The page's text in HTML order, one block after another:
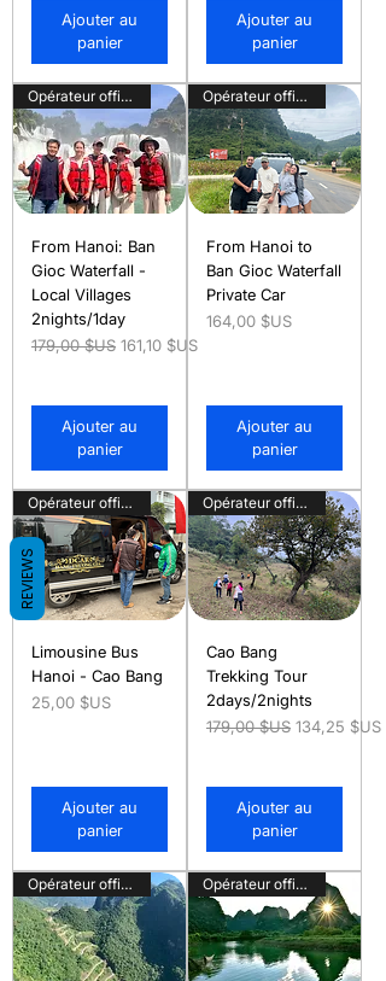
Ajouter au
panier
Ajouter au
panier
Opérateur officiel
From Hanoi: Ban
Gioc Waterfall -
Local Villages
2nights/1day
Prix original
179,00 $US Prix promotionnel
161,10 $US
Ajouter au
panier
Opérateur officiel
From Hanoi to
Ban Gioc Waterfall
Private Car
Prix
164,00 $US
Ajouter au
panier
Opérateur officiel
Limousine Bus
Hanoi - Cao Bang
Prix
25,00 $US
Ajouter au
panier
Opérateur officiel
Cao Bang
Trekking Tour
2days/2nights
Prix original
179,00 $US Prix
134,25 $US
Ajouter au
panier
Opérateur officiel Opérateur officiel
REVIEWS